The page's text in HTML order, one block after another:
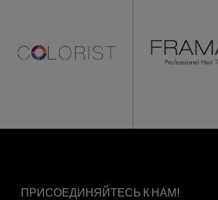
ПРИСОЕДИНЯЙТЕСЬ К НАМ!